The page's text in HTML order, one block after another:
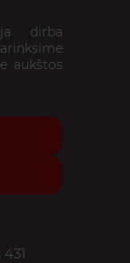
dirba
aukštos